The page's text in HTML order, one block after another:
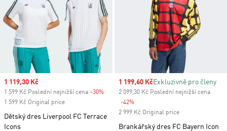
Sale price
1 119,30 Kč
1 599 Kč Poslední nejnižší cena -30% Discount
1 599 Kč Original price
Dětský dres Liverpool FC Terrace
Icons
Sale price
1 199,60 Kč Exkluzivně pro členy
2 099,30 Kč Poslední nejnižší cena
-42%
2 999 Kč Original price
Brankářský dres FC Bayern Icon